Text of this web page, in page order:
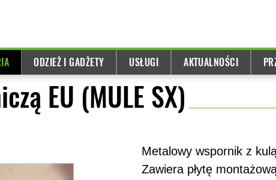
ODZIEŻ I GADŻETY USŁUGI AKTUALNOŚCI
EU (MULE SX)
Metalowy wspornik z
Zawiera płytę